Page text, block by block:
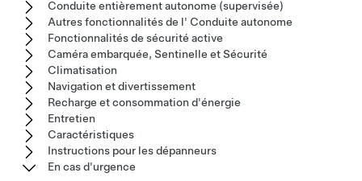
Conduite entièrement autonome (supervisée)
Autres fonctionnalités de l' Conduite autonome
Fonctionnalités de sécurité active
Caméra embarquée, Sentinelle et Sécurité
Climatisation
Navigation et divertissement
Recharge et consommation d'énergie
Entretien
Caractéristiques
Instructions pour les dépanneurs
En cas d'urgence